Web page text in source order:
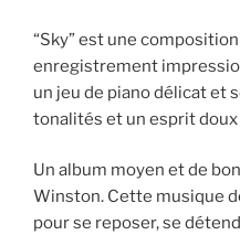
“Sky” est une
enregistrement
un jeu de piano délicat et
tonalités et un esprit
Un album moyen et de
Winston. Cette musique
pour se reposer, se